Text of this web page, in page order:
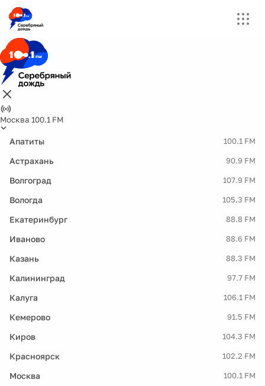
Москва 100.1 FM
Апатиты 100.1 FM
Астрахань 90.9 FM
Волгоград 107.9 FM
Вологда 105.3 FM
Екатеринбург 88.8 FM
Иваново 88.6 FM
Казань 88.3 FM
Калининград 97.7 FM
Калуга 106.1 FM
Кемерово 91.5 FM
Киров 104.3 FM
Красноярск 102.2 FM
Москва 100.1 FM